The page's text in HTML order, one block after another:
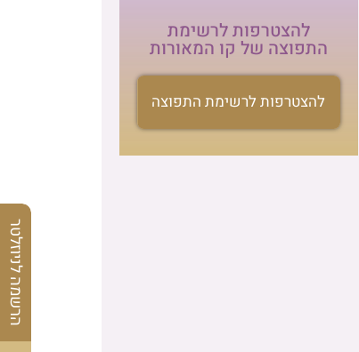
להצטרפות לרשימת
התפוצה של קו המאורות
להצטרפות לרשימת התפוצה
הרשמה לניוזלטר